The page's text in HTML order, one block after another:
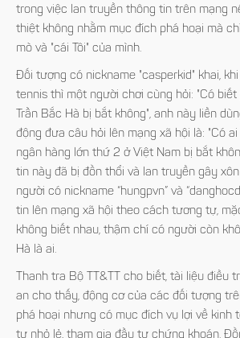
trong việc lan truyền thông tin trên mạng
thiệt không nhằm mục đích phá hoại mà
mò và "cái Tôi" của mình.
Đối tượng có nickname "casperkid" khai,
tennis thì một người chơi cùng hỏi: "Có
Trần Bắc Hà bị bắt không", anh này liền
động đưa câu hỏi lên mạng xã hội là: "Có
ngân hàng lớn thứ 2 ở Việt Nam bị bắt
tin này đã bị đồn thổi và lan truyền gây
người có nickname “hungpvn” và
tin lên mạng xã hội theo cách tương tự,
không biết nhau, thậm chí có người còn
Hà là ai.
Thanh tra Bộ TT&TT cho biết, tài liệu điều
an cho thấy, động cơ của các đối tượng
phá hoại nhưng có mục đích vụ lợi về kinh
tư nhỏ lẻ, tham gia đầu tư chứng khoán.